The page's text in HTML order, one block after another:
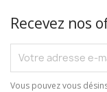
Recevez nos
Vous pouvez vous